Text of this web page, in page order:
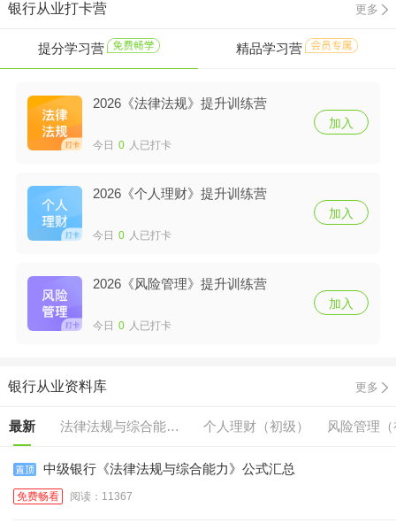
银行从业打卡营 更多
提分学习营 精品学习营
2026《法律法规》提升训练营
今日 0 人已打卡
加入
2026《个人理财》提升训练营
今日 0 人已打卡
加入
2026《风险管理》提升训练营
今日 0 人已打卡
加入
银行从业资料库 更多
最新 法律法规与综合能力
（初/中级）
个人理财（初级） 风险管理
中级银行《法律法规与综合能力》公式汇总
免费畅看 阅读：11367